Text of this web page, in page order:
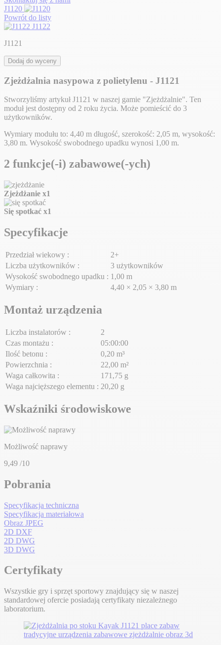
J1120
Powrót do listy
J1122
J1121
Dodaj do wyceny
Zjeżdżalnia nasypowa z polietylenu - J1121
Stworzyliśmy artykuł J1121 w naszej gamie "Zjeżdżalnie". Ten
moduł jest dostępny od 2 roku życia. Może pomieścić do 3
użytkowników.
Wymiary modułu to: 4,40 m długość, szerokość: 2,05 m, wysokość:
3,80 m. Wysokość swobodnego upadku wynosi 1,00 m.
2 funkcje(-i) zabawowe(-ych)
Zjeżdżanie x1
Się spotkać x1
Specyfikacje
Przedział wiekowy :
2+
Liczba użytkowników :
3 użytkowników
Wysokość swobodnego upadku : 1,00 m
Wymiary :
4,40 × 2,05 × 3,80 m
Montaż urządzenia
Liczba instalatorów :
2
Czas montażu :
05:00:00
Ilość betonu :
0,20 m³
Powierzchnia :
22,00 m²
Waga całkowita :
171,75 g
Waga najcięższego elementu : 20,20 g
Wskaźniki środowiskowe
Możliwość naprawy
9,49 /10
Pobrania
Specyfikacja techniczna
Specyfikacja materiałowa
Obraz JPEG
2D DXF
2D DWG
3D DWG
Certyfikaty
Wszystkie gry i sprzęt sportowy znajdujący się w naszej
standardowej ofercie posiadają certyfikaty niezależnego
laboratorium.